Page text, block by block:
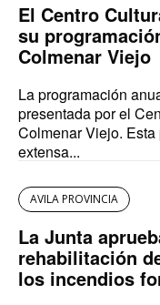
El Centro
su
Colmenar Viejo
La programación
presentada por el
Colmenar Viejo.
extensa...
AVILA PROVINCIA
La Junta
rehabilitación
los incendios